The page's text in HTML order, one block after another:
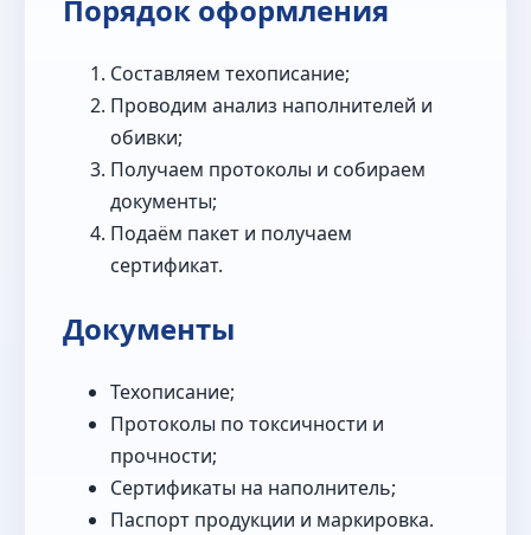
Порядок оформления
Составляем техописание;
Проводим анализ наполнителей и
обивки;
Получаем протоколы и собираем
документы;
Подаём пакет и получаем
сертификат.
Документы
Техописание;
Протоколы по токсичности и
прочности;
Сертификаты на наполнитель;
Паспорт продукции и маркировка.